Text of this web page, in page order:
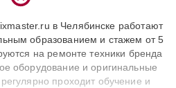
в Челябинске работают
образованием и стажем от 5
на ремонте техники бренда
оборудование и оригинальные
проходит обучение и